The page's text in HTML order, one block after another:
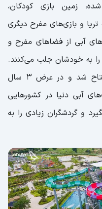
زمین بازی کودکان،
و بازی‌های مفرح دیگری
آبی از فضاهای مفرح و
به خودشان جلب می‌کنند.
در سال 2016 افتتاح شد و در عرض 3 سال
آبی دنیا در کشورهایی
و گردشگران زیادی را به